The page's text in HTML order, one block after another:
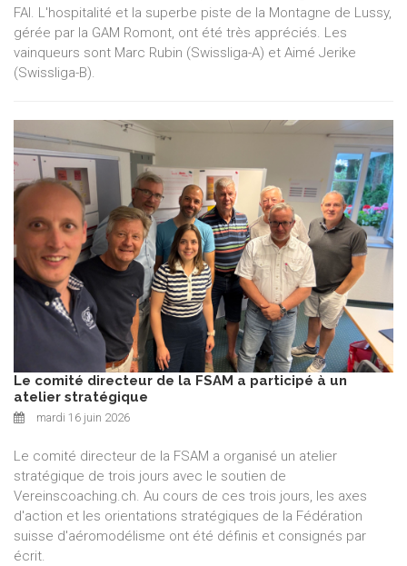
FAI. L'hospitalité et la superbe piste de la Montagne de Lussy,
gérée par la GAM Romont, ont été très appréciés. Les
vainqueurs sont Marc Rubin (Swissliga-A) et Aimé Jerike
(Swissliga-B).
Le comité directeur de la FSAM a participé à un
atelier stratégique
mardi 16 juin 2026
Le comité directeur de la FSAM a organisé un atelier
stratégique de trois jours avec le soutien de
Vereinscoaching.ch. Au cours de ces trois jours, les axes
d'action et les orientations stratégiques de la Fédération
suisse d'aéromodélisme ont été définis et consignés par
écrit.